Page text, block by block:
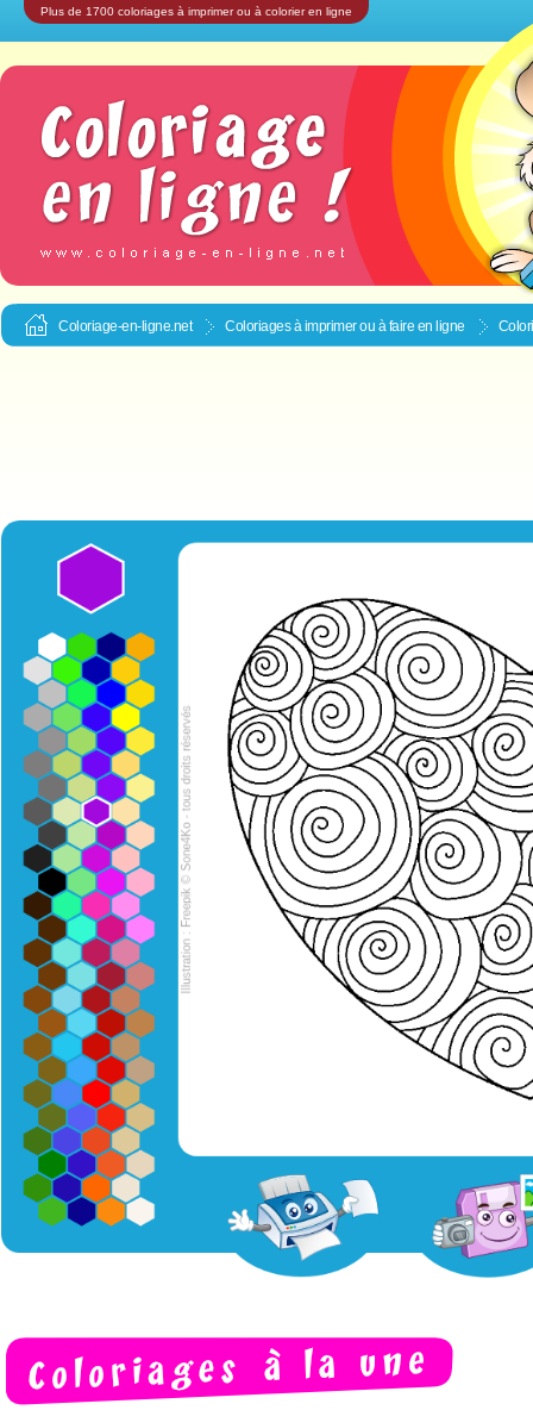
Plus de 1700 coloriages à imprimer ou à colorier en ligne
Coloriage-en-ligne.net Coloriages à imprimer ou à faire en ligne